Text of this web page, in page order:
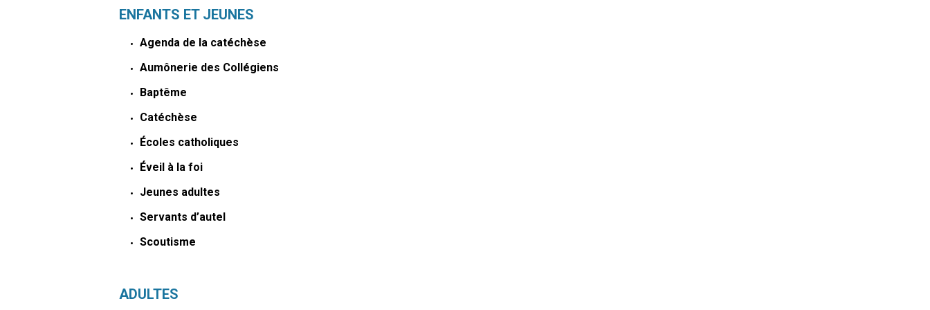
ENFANTS ET JEUNES
Agenda de la catéchèse
Aumônerie des Collégiens
Baptême
Catéchèse
Écoles catholiques
Éveil à la foi
Jeunes adultes
Servants d’autel
Scoutisme
ADULTES